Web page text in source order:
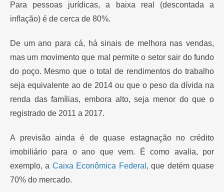
Para pessoas jurídicas, a baixa real (descontada a
inflação) é de cerca de 80%.
De um ano para cá, há sinais de melhora nas vendas,
mas um movimento que mal permite o setor sair do fundo
do poço. Mesmo que o total de rendimentos do trabalho
seja equivalente ao de 2014 ou que o peso da dívida na
renda das famílias, embora alto, seja menor do que o
registrado de 2011 a 2017.
A previsão ainda é de quase estagnação no crédito
imobiliário para o ano que vem. É como avalia, por
exemplo, a Caixa Econômica Federal , que detém quase
70% do mercado.